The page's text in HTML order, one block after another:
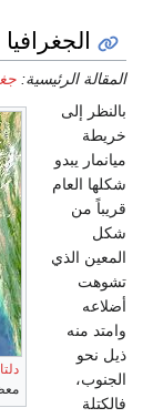
الجغرافيا
المقالة الرئيسية:
بالنظر إلى
خريطة
ميانمار يبدو
شكلها العام
قريباً من
شكل
المعين الذي
تشوهت
أضلاعه
وامتد منه
ذيل نحو
الجنوب،
فالكتلة